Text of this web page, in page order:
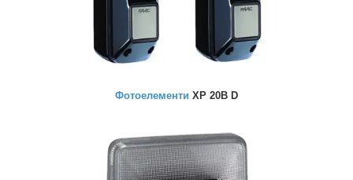
Фотоелементи XP 20B D